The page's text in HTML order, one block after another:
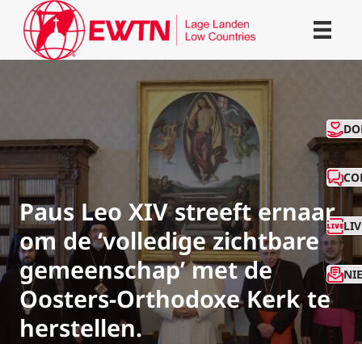
Paus Leo XIV streeft ernaar
om de ‘volledige zichtbare
gemeenschap’ met de
Oosters-Orthodoxe Kerk te
herstellen.